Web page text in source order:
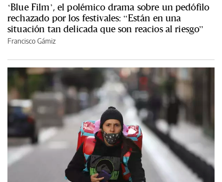
‘Blue Film’, el polémico drama sobre un pedófilo
rechazado por los festivales: “Están en una
situación tan delicada que son reacios al riesgo”
Francisco Gámiz